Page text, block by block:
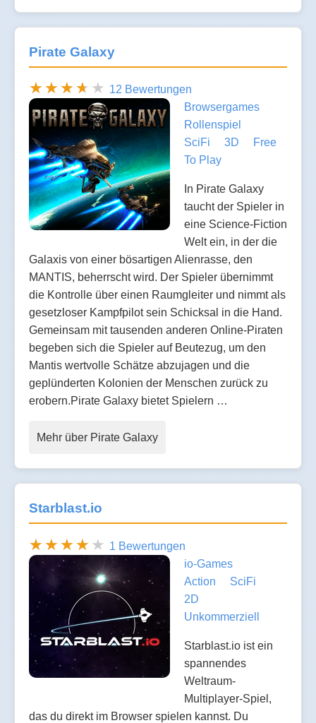
Pirate Galaxy
12 Bewertungen
Browsergames
Rollenspiel
SciFi
3D
Free
To Play
In Pirate Galaxy
taucht der Spieler in
eine Science-Fiction
Welt ein, in der die
Galaxis von einer bösartigen Alienrasse, den
MANTIS, beherrscht wird. Der Spieler übernimmt
die Kontrolle über einen Raumgleiter und nimmt als
gesetzloser Kampfpilot sein Schicksal in die Hand.
Gemeinsam mit tausenden anderen Online-Piraten
begeben sich die Spieler auf Beutezug, um den
Mantis wertvolle Schätze abzujagen und die
geplünderten Kolonien der Menschen zurück zu
erobern.Pirate Galaxy bietet Spielern …
Mehr über Pirate Galaxy
Starblast.io
1 Bewertungen
io-Games
Action
SciFi
2D
Unkommerziell
Starblast.io ist ein
spannendes
Weltraum-
Multiplayer-Spiel,
das du direkt im Browser spielen kannst. Du